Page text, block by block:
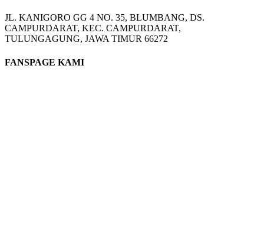
JL. KANIGORO GG 4 NO. 35, BLUMBANG, DS.
CAMPURDARAT, KEC. CAMPURDARAT,
TULUNGAGUNG, JAWA TIMUR 66272
FANSPAGE KAMI